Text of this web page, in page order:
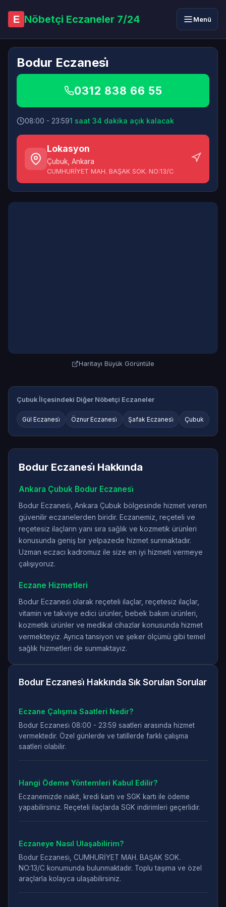
E Nöbetçi Eczaneler 7/24 Menü
Bodur Eczanesi̇
0312 838 66 55
08:00 - 23:591 saat 34 dakika açık kalacak
Lokasyon
Çubuk Ankara
CUMHURİYET MAH. BAŞAK SOK. NO:13/C
Haritayı Büyük Görüntüle
Çubuk İlçesindeki Diğer Nöbetçi Eczaneler
Gül Eczanesi̇ Öznur Eczanesi̇ Şafak Eczanesi̇ Çubuk
Bodur Eczanesi̇ Hakkında
Ankara Çubuk Bodur Eczanesi̇
Bodur Eczanesi̇, Ankara Çubuk bölgesinde hizmet veren
güvenilir eczanelerden biridir. Eczanemiz, reçeteli ve
reçetesiz ilaçların yanı sıra sağlık ve kozmetik ürünleri
konusunda geniş bir yelpazede hizmet sunmaktadır.
Uzman eczacı kadromuz ile size en iyi hizmeti vermeye
çalışıyoruz.
Eczane Hizmetleri
Bodur Eczanesi̇ olarak reçeteli ilaçlar, reçetesiz ilaçlar,
vitamin ve takviye edici ürünler, bebek bakım ürünleri,
kozmetik ürünler ve medikal cihazlar konusunda hizmet
vermekteyiz. Ayrıca tansiyon ve şeker ölçümü gibi temel
sağlık hizmetleri de sunmaktayız.
Bodur Eczanesi̇ Hakkında Sık Sorulan Sorular
Eczane Çalışma Saatleri Nedir?
Bodur Eczanesi̇ 08:00 - 23:59 saatleri arasında hizmet
vermektedir. Özel günlerde ve tatillerde farklı çalışma
saatleri olabilir.
Hangi Ödeme Yöntemleri Kabul Edilir?
Eczanemizde nakit, kredi kartı ve SGK kartı ile ödeme
yapabilirsiniz. Reçeteli ilaçlarda SGK indirimleri geçerlidir.
Eczaneye Nasıl Ulaşabilirim?
Bodur Eczanesi̇, CUMHURİYET MAH. BAŞAK SOK.
NO:13/C konumunda bulunmaktadır. Toplu taşıma ve özel
araçlarla kolayca ulaşabilirsiniz.